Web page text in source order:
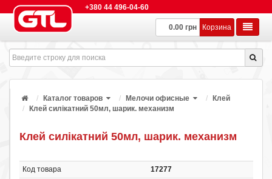
+380 44 496-04-60
0.00 грн Корзина
Каталог товаров Мелочи офисные
Клей
Клей силікатний 50мл, шарик. механизм
Клей силікатний 50мл, шарик. механизм
Код товара
17277